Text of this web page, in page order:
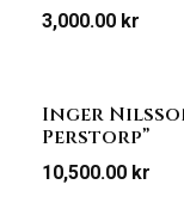
3,000.00 kr
Inger
Perstorp”
10,500.00 kr